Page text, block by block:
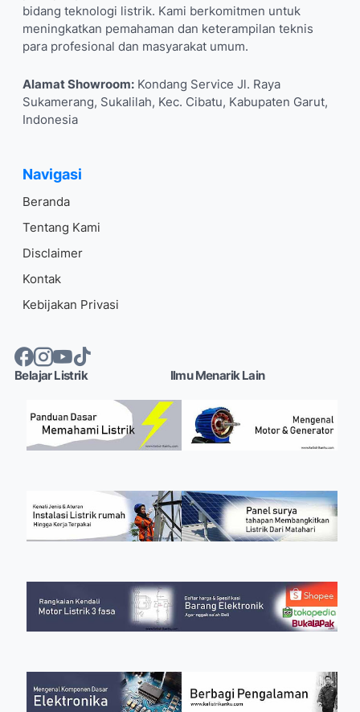
bidang teknologi listrik. Kami berkomitmen untuk
meningkatkan pemahaman dan keterampilan teknis
para profesional dan masyarakat umum.
Alamat Showroom: Kondang Service Jl. Raya
Sukamerang, Sukalilah, Kec. Cibatu, Kabupaten Garut,
Indonesia
Navigasi
Beranda
Tentang Kami
Disclaimer
Kontak
Kebijakan Privasi
Belajar Listrik Ilmu Menarik Lain